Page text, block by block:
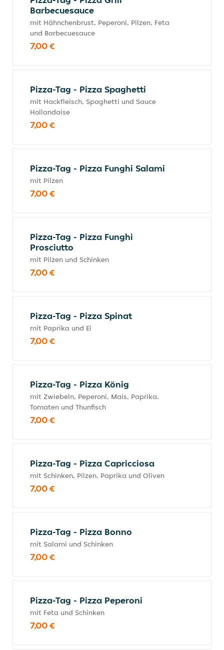
Barbecuesauce
mit Hähnchenbrust, Peperoni, Pilzen, Feta
und Barbecuesauce
7,00 €
Pizza-Tag - Pizza Spaghetti
mit Hackfleisch, Spaghetti und Sauce
Hollandaise
7,00 €
Pizza-Tag - Pizza Funghi Salami
mit Pilzen
7,00 €
Pizza-Tag - Pizza Funghi
Prosciutto
mit Pilzen und Schinken
7,00 €
Pizza-Tag - Pizza Spinat
mit Paprika und Ei
7,00 €
Pizza-Tag - Pizza König
mit Zwiebeln, Peperoni, Mais, Paprika,
Tomaten und Thunfisch
7,00 €
Pizza-Tag - Pizza Capricciosa
mit Schinken, Pilzen, Paprika und Oliven
7,00 €
Pizza-Tag - Pizza Bonno
mit Salami und Schinken
7,00 €
Pizza-Tag - Pizza Peperoni
mit Feta und Schinken
7,00 €